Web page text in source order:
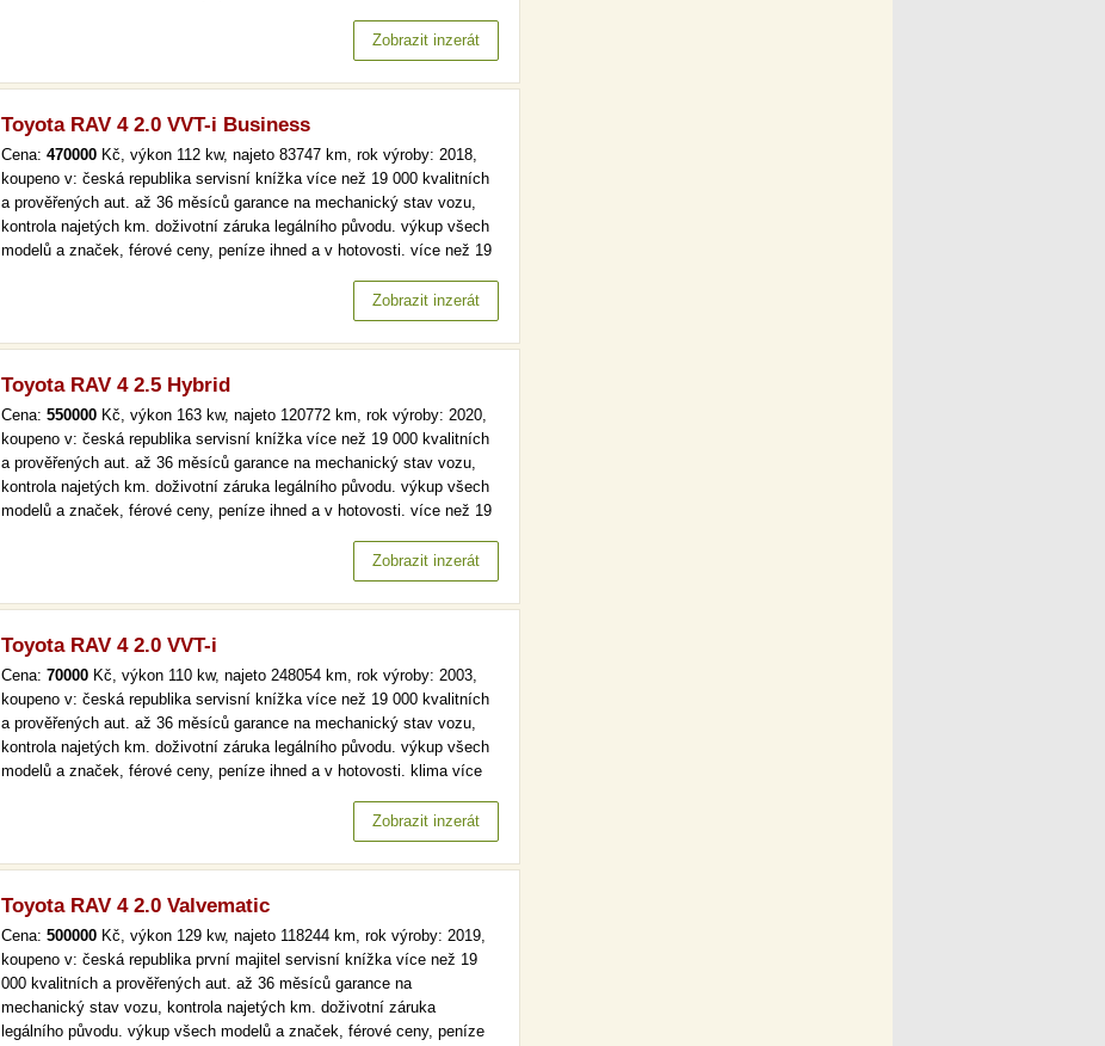
mechanický stav vozu, kontrola najetých km. doživotní záruka…
Zobrazit inzerát
Toyota RAV 4 2.0 VVT-i Business
Cena: 470000 Kč, výkon 112 kw, najeto 83747 km, rok výroby: 2018,
koupeno v: česká republika servisní knížka více než 19 000 kvalitních
a prověřených aut. až 36 měsíců garance na mechanický stav vozu,
kontrola najetých km. doživotní záruka legálního původu. výkup všech
modelů a značek, férové ceny, peníze ihned a v hotovosti. více než 19
mechanický stav vozu, kontrola najetých km. doživotní záruka…
Zobrazit inzerát
Toyota RAV 4 2.5 Hybrid
Cena: 550000 Kč, výkon 163 kw, najeto 120772 km, rok výroby: 2020,
koupeno v: česká republika servisní knížka více než 19 000 kvalitních
a prověřených aut. až 36 měsíců garance na mechanický stav vozu,
kontrola najetých km. doživotní záruka legálního původu. výkup všech
modelů a značek, férové ceny, peníze ihned a v hotovosti. více než 19
mechanický stav vozu, kontrola najetých km. doživotní záruka…
Zobrazit inzerát
Toyota RAV 4 2.0 VVT-i
Cena: 70000 Kč, výkon 110 kw, najeto 248054 km, rok výroby: 2003,
koupeno v: česká republika servisní knížka více než 19 000 kvalitních
a prověřených aut. až 36 měsíců garance na mechanický stav vozu,
kontrola najetých km. doživotní záruka legálního původu. výkup všech
modelů a značek, férové ceny, peníze ihned a v hotovosti. klima více
mechanický stav vozu, kontrola najetých km. doživotní záruka…
Zobrazit inzerát
Toyota RAV 4 2.0 Valvematic
Cena: 500000 Kč, výkon 129 kw, najeto 118244 km, rok výroby: 2019,
koupeno v: česká republika první majitel servisní knížka více než 19
000 kvalitních a prověřených aut. až 36 měsíců garance na
mechanický stav vozu, kontrola najetých km. doživotní záruka
legálního původu. výkup všech modelů a značek, férové ceny, peníze